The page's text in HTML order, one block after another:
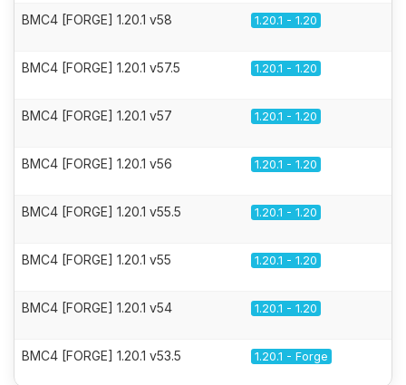
BMC4 [FORGE] 1.20.1 v58 1.20.1 - 1.20
BMC4 [FORGE] 1.20.1 v57.5 1.20.1 - 1.20
BMC4 [FORGE] 1.20.1 v57 1.20.1 - 1.20
BMC4 [FORGE] 1.20.1 v56 1.20.1 - 1.20
BMC4 [FORGE] 1.20.1 v55.5 1.20.1 - 1.20
BMC4 [FORGE] 1.20.1 v55 1.20.1 - 1.20
BMC4 [FORGE] 1.20.1 v54 1.20.1 - 1.20
BMC4 [FORGE] 1.20.1 v53.5 1.20.1 - Forge